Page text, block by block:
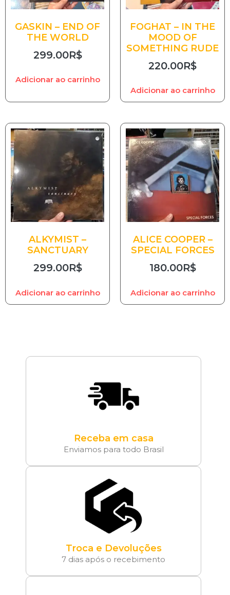
GASKIN – END OF
THE WORLD
299.00R$
Adicionar ao carrinho
FOGHAT – IN THE
MOOD OF
SOMETHING RUDE
220.00R$
Adicionar ao carrinho
ALKYMIST –
SANCTUARY
299.00R$
Adicionar ao carrinho
ALICE COOPER –
SPECIAL FORCES
180.00R$
Adicionar ao carrinho
Receba em casa
Enviamos para todo Brasil
Troca e Devoluções
7 dias após o recebimento